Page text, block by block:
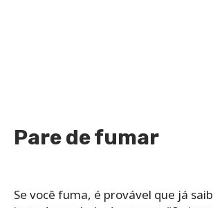
Pare de fumar
Se você fuma, é provável que já